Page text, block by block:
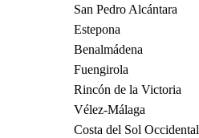
San Pedro Alcántara
Estepona
Benalmádena
Fuengirola
Rincón de la Victoria
Vélez-Málaga
Costa del Sol Occidental